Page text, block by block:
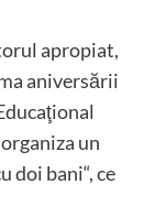
apropiat,
aniversării
un
doi bani“, ce